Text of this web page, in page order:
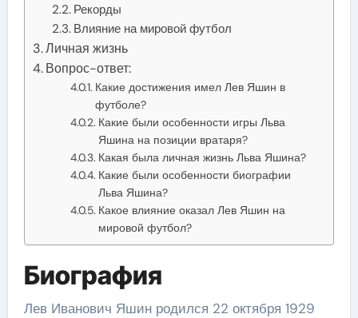
Рекорды
Влияние на мировой футбол
Личная жизнь
Вопрос-ответ:
Какие достижения имел Лев Яшин в
футболе?
Какие были особенности игры Льва
Яшина на позиции вратаря?
Какая была личная жизнь Льва Яшина?
Какие были особенности биографии
Льва Яшина?
Какое влияние оказал Лев Яшин на
мировой футбол?
Биография
Лев Иванович Яшин родился 22 октября 1929